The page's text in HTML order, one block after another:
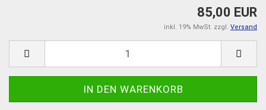
85,00 EUR
inkl. 19% MwSt. zzgl. Versand